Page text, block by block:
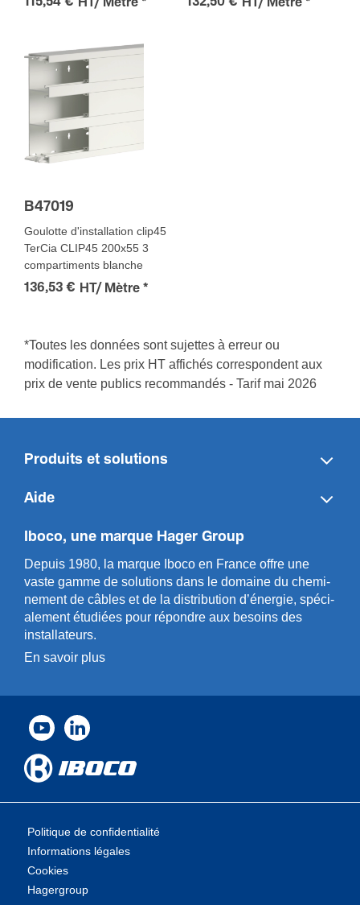
HT/ Mètre * HT/ Mètre *
B47019
Goulotte d'installation clip45
TerCia CLIP45 200x55 3
compartiments blanche
136,53 € HT/ Mètre *
*Toutes les données sont sujettes à erreur ou
modification. Les prix HT affichés correspondent aux
prix de vente publics recommandés - Tarif mai 2026
Produits et solutions
Aide
Iboco, une marque Hager Group
Depuis 1980, la marque Iboco en France offre une
vaste gamme de solut­ions dans le domaine du chemi­
n­ement de câbles et de la distri­bution d’énergie, spéci­
a­l­ement étudiées pour répondre aux besoins des
installa­teurs.
En savoir plus
Politique de confidentialité
Informations légales
Cookies
Hagergroup